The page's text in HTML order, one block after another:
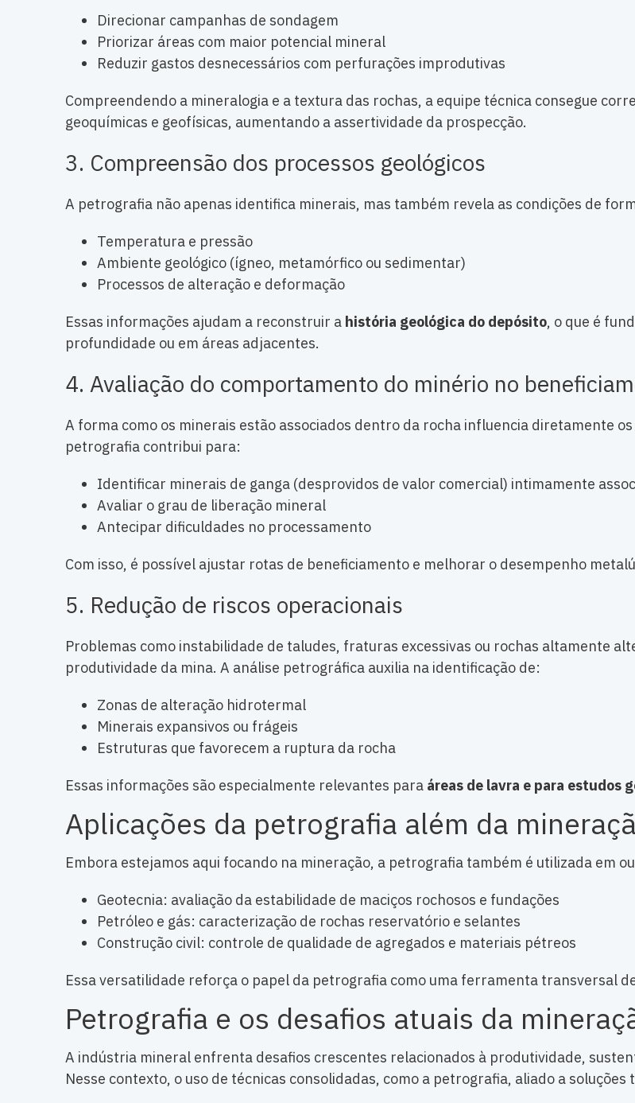
Direcionar campanhas de sondagem
Priorizar áreas com maior potencial mineral
Reduzir gastos desnecessários com perfurações improdutivas
Compreendendo a mineralogia e a textura das rochas, a equipe técnica consegue
geoquímicas e geofísicas, aumentando a assertividade da prospecção.
3. Compreensão dos processos geológicos
A petrografia não apenas identifica minerais, mas também revela as condições de
Temperatura e pressão
Ambiente geológico (ígneo, metamórfico ou sedimentar)
Processos de alteração e deformação
Essas informações ajudam a reconstruir a história geológica do depósito, o que é
profundidade ou em áreas adjacentes.
4. Avaliação do comportamento do minério no
A forma como os minerais estão associados dentro da rocha influencia diretamente
petrografia contribui para:
Identificar minerais de ganga (desprovidos de valor comercial) intimamente
Avaliar o grau de liberação mineral
Antecipar dificuldades no processamento
Com isso, é possível ajustar rotas de beneficiamento e melhorar o desempenho
5. Redução de riscos operacionais
Problemas como instabilidade de taludes, fraturas excessivas ou rochas altamente
produtividade da mina. A análise petrográfica auxilia na identificação de:
Zonas de alteração hidrotermal
Minerais expansivos ou frágeis
Estruturas que favorecem a ruptura da rocha
Essas informações são especialmente relevantes para áreas de lavra e para estudos
Aplicações da petrografia além da
Embora estejamos aqui focando na mineração, a petrografia também é utilizada em
Geotecnia: avaliação da estabilidade de maciços rochosos e fundações
Petróleo e gás: caracterização de rochas reservatório e selantes
Construção civil: controle de qualidade de agregados e materiais pétreos
Essa versatilidade reforça o papel da petrografia como uma ferramenta transversal
Petrografia e os desafios atuais da
A indústria mineral enfrenta desafios crescentes relacionados à produtividade,
Nesse contexto, o uso de técnicas consolidadas, como a petrografia, aliado a